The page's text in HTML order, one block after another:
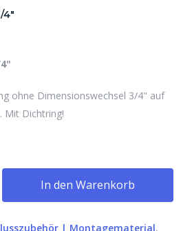
ohne Dimensionswechsel 3/4" auf
Mit Dichtring!
In den Warenkorb
| Montagematerial,